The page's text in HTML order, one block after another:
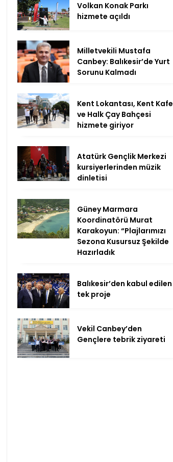
Volkan Konak Parkı
hizmete açıldı
Milletvekili Mustafa
Canbey: Balıkesir’de Yurt
Sorunu Kalmadı
Kent Lokantası, Kent Kafe
ve Halk Çay Bahçesi
hizmete giriyor
Atatürk Gençlik Merkezi
kursiyerlerinden müzik
dinletisi
Güney Marmara
Koordinatörü Murat
Karakoyun: “Plajlarımızı
Sezona Kusursuz Şekilde
Hazırladık
Balıkesir’den kabul edilen
tek proje
Vekil Canbey’den
Gençlere tebrik ziyareti